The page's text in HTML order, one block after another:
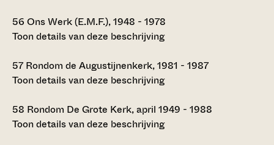
56 Ons Werk (E.M.F.), 1948 - 1978
Toon details van deze beschrijving
57 Rondom de Augustijnenkerk, 1981 - 1987
Toon details van deze beschrijving
58 Rondom De Grote Kerk, april 1949 - 1988
Toon details van deze beschrijving